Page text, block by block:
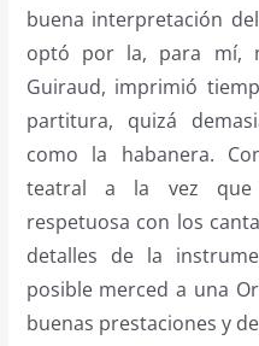
buena interpretación
optó por la, para mí,
Guiraud, imprimió
partitura, quizá
como la habanera.
teatral a la vez que
respetuosa con los
detalles de la
posible merced a una
buenas prestaciones y